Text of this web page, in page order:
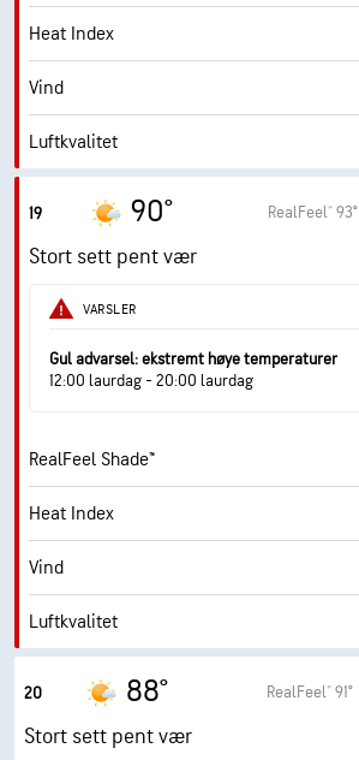
Sikt
Skydekke
Heat Index
Vind
Luftkvalitet
Maks. UV-indeks
Vindkast
Fuktighet
Duggpunkt
Skydekke
Sikt
Skydekke
19 90° RealFeel® 93°
Stort sett pent vær
VARSLER
Gul advarsel: ekstremt høye temperaturer
12:00 laurdag - 20:00 laurdag
RealFeel Shade™
Heat Index
Vind
Luftkvalitet
Maks. UV-indeks
Vindkast
20 88° RealFeel® 91°
Stort sett pent vær